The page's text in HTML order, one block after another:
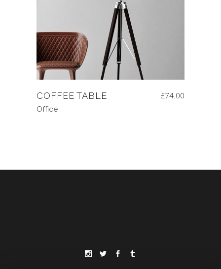
COFFEE TABLE £74.00
Office